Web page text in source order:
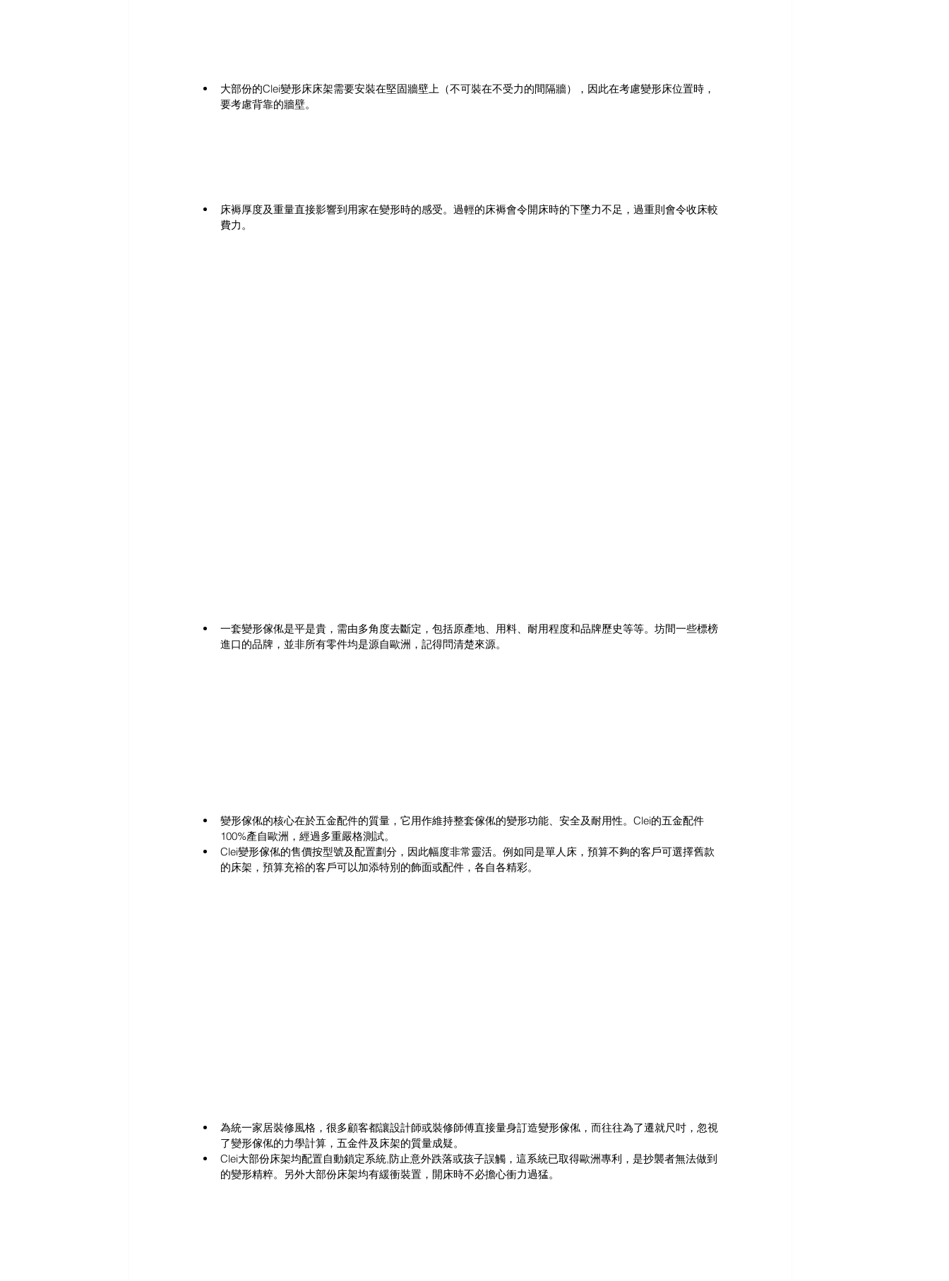
大部份的Clei變形床床架需要安裝在堅固牆壁上（不可裝在不受力的間隔牆），因此在考慮變形床位置時，
要考慮背靠的牆壁。
床褥厚度及重量直接影響到用家在變形時的感受。過輕的床褥會令開床時的下墜力不足，過重則會令收床較
費力。
一套變形傢俬是平是貴，需由多角度去斷定，包括原產地、用料、耐用程度和品牌歷史等等。坊間一些標榜
進口的品牌，並非所有零件均是源自歐洲，記得問清楚來源。
變形傢俬的核心在於五金配件的質量，它用作維持整套傢俬的變形功能、安全及耐用性。Clei的五金配件
100%產自歐洲，經過多重嚴格測試。
Clei變形傢俬的售價按型號及配置劃分，因此幅度非常靈活。例如同是單人床，預算不夠的客戶可選擇舊款
的床架，預算充裕的客戶可以加添特別的飾面或配件，各自各精彩。
為統一家居裝修風格，很多顧客都讓設計師或裝修師傅直接量身訂造變形傢俬，而往往為了遷就尺吋，忽視
了變形傢俬的力學計算，五金件及床架的質量成疑。
Clei大部份床架均配置自動鎖定系統,防止意外跌落或孩子誤觸，這系統已取得歐洲專利，是抄襲者無法做到
的變形精粹。另外大部份床架均有緩衝裝置，開床時不必擔心衝力過猛。